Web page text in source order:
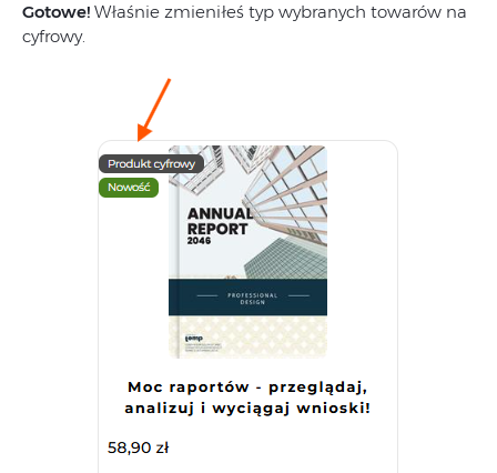
Gotowe! Właśnie zmieniłeś typ wybranych towarów na
cyfrowy.